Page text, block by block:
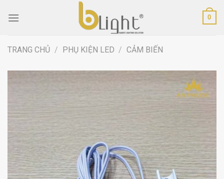
0
TRANG CHỦ / PHỤ KIỆN LED / CẢM BIẾN